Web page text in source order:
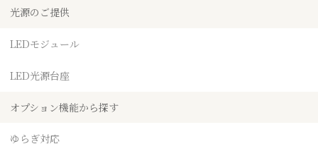
光源のご提供
LEDモジュール
LED光源台座
オプション機能から探す
ゆらぎ対応